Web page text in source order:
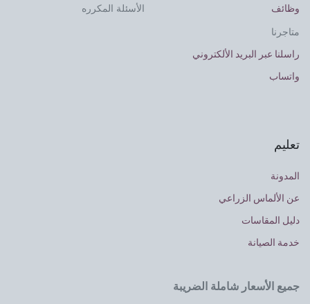
وظائف
متاجرنا
راسلنا عبر البريد الألكتروني
واتساب
الأسئلة المكرره
تعليم
المدونة
عن الألماس الزراعي
دليل المقاسات
خدمة الصيانة
جميع الأسعار شاملة الضريبة